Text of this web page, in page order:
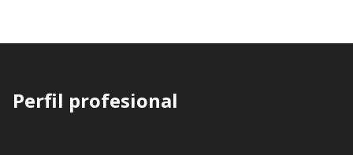
Perfil profesional